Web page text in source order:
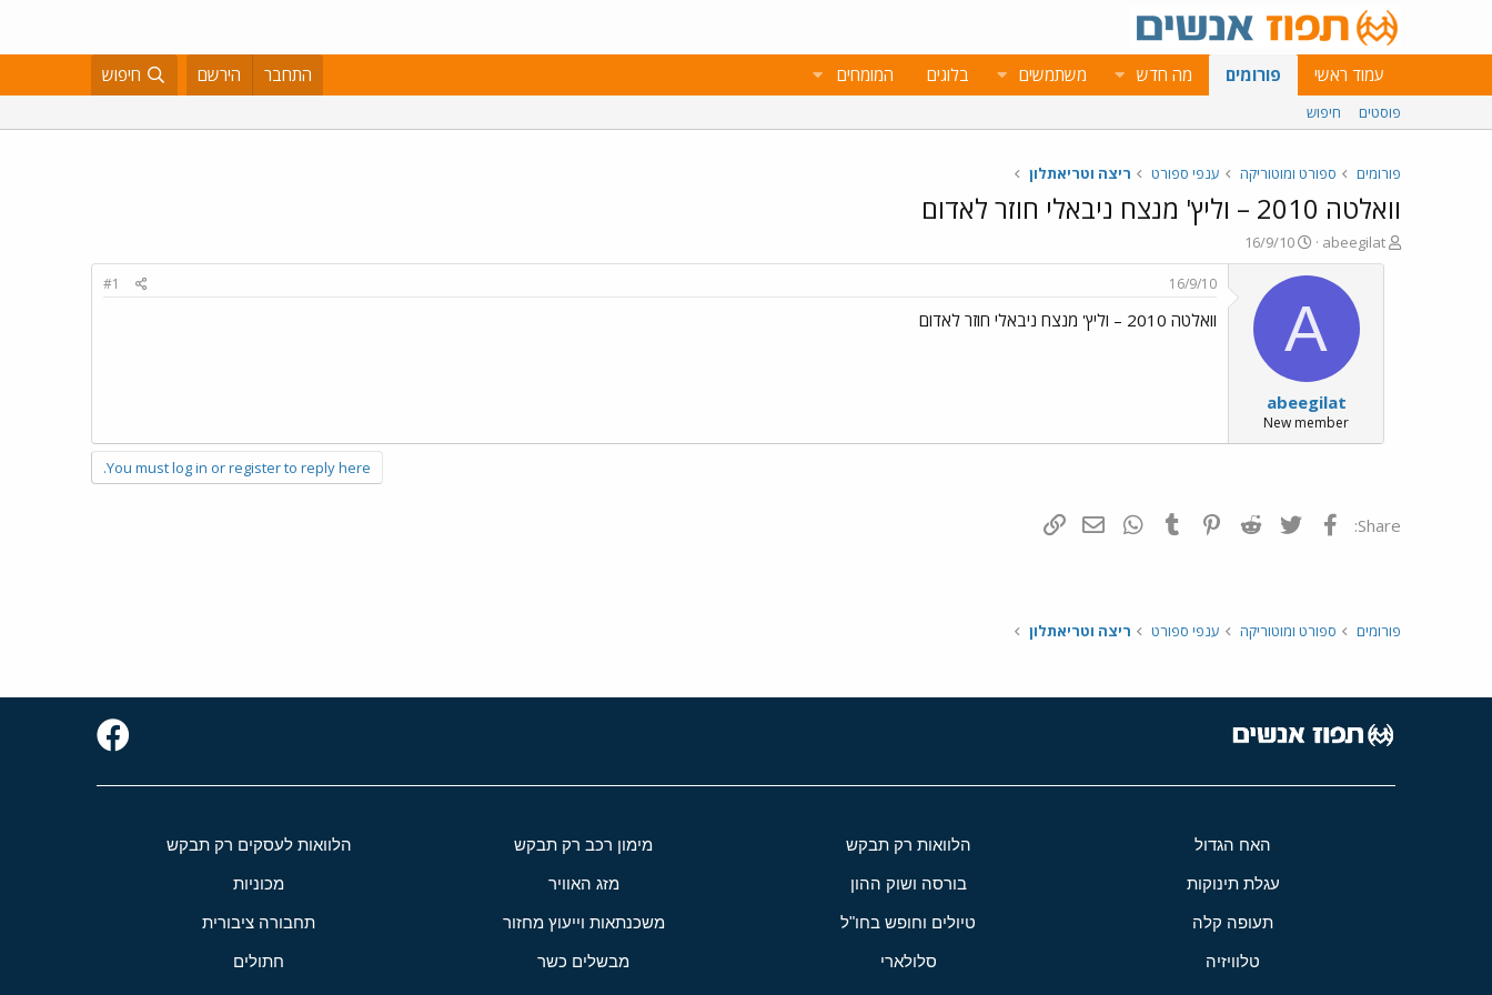
עמוד ראשי פורומים מה חדש משתמשים בלוגים המומחים התחבר הירשם חיפוש
פוסטים חיפוש
פורומים ספורט ומוטוריקה ענפי ספורט ריצה וטריאתלון
וואלטה 2010 – וליץ' מנצח ניבאלי חוזר לאדום
פ
ו
abeegilat
פ
ו
ר
ם
ב
א
ר
ך
16/9/10
A
abeegilat
New member
16/9/10
#1
וואלטה 2010 – וליץ' מנצח ניבאלי חוזר לאדום
You must log in or register to reply here.
Share: פייסבוק Twitter
Reddit
Pinterest
Tumblr
WhatsAppדואר אלקטרוני
פורומים ספורט ומוטוריקה ענפי ספורט ריצה וטריאתלון
האח הגדול הלוואות רק תבקש מימון רכב רק תבקש הלוואות לעסקים רק תבקש
עגלת תינוקות בורסה ושוק ההון מזג האוויר מכוניות
תעופה קלה טיולים וחופש בחו"ל משכנתאות וייעוץ מחזור תחבורה ציבורית
טלוויזיה סלולארי מבשלים כשר חתולים